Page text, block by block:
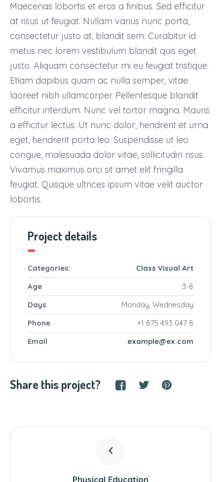
Maecenas lobortis et eros a finibus. Sed efficitur
at risus ut feugiat. Nullam varius nunc porta,
consectetur justo at, blandit sem. Curabitur id
metus nec lorem vestibulum blandit quis eget
justo. Aliquam consectetur mi eu feugiat tristique.
Etiam dapibus quam ac nulla semper, vitae
laoreet nibh ullamcorper. Pellentesque blandit
efficitur interdum. Nunc vel tortor magna. Mauris
a efficitur lectus. Ut nunc dolor, hendrerit et urna
eget, hendrerit porta leo. Suspendisse ut leo
congue, malesuada dolor vitae, sollicitudin risus.
Vivamus maximus orci sit amet elit fringilla
feugiat. Quisque ultrices ipsum vitae velit auctor
lobortis.
Project details
Categories: Class Visual Art
Age
3-8
Days
Monday, Wednesday
Phone
+1 875 493 047 8
Email
example@ex.com
Share this project?
Physical Education